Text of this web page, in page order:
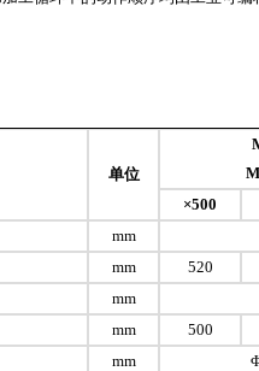
单位
×500
mm
mm 520
mm
mm 500
mm